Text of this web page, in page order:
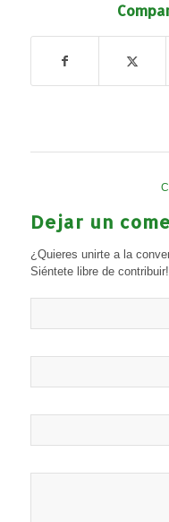
Dejar un
¿Quieres unirte a la
Siéntete libre de contribuir!